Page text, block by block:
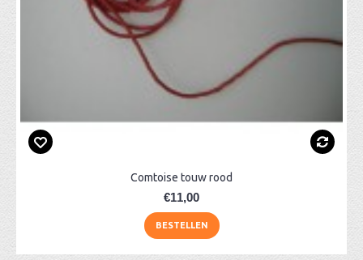
Comtoise touw rood
€11,00
BESTELLEN